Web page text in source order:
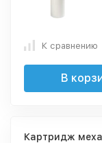
К сравнению
В
Картридж